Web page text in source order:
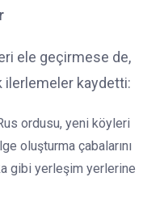
ele geçirmese de,
ilerlemeler kaydetti:
ordusu, yeni köyleri
oluşturma çabalarını
gibi yerleşim yerlerine